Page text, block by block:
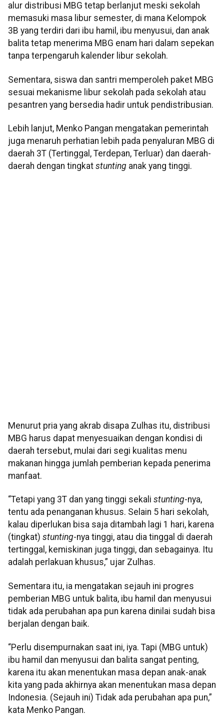
alur distribusi MBG tetap berlanjut meski sekolah
memasuki masa libur semester, di mana Kelompok
3B yang terdiri dari ibu hamil, ibu menyusui, dan anak
balita tetap menerima MBG enam hari dalam sepekan
tanpa terpengaruh kalender libur sekolah.
Sementara, siswa dan santri memperoleh paket MBG
sesuai mekanisme libur sekolah pada sekolah atau
pesantren yang bersedia hadir untuk pendistribusian.
Lebih lanjut, Menko Pangan mengatakan pemerintah
juga menaruh perhatian lebih pada penyaluran MBG di
daerah 3T (Tertinggal, Terdepan, Terluar) dan daerah-
daerah dengan tingkat stunting anak yang tinggi.
Menurut pria yang akrab disapa Zulhas itu, distribusi
MBG harus dapat menyesuaikan dengan kondisi di
daerah tersebut, mulai dari segi kualitas menu
makanan hingga jumlah pemberian kepada penerima
manfaat.
“Tetapi yang 3T dan yang tinggi sekali stunting-nya,
tentu ada penanganan khusus. Selain 5 hari sekolah,
kalau diperlukan bisa saja ditambah lagi 1 hari, karena
(tingkat) stunting-nya tinggi, atau dia tinggal di daerah
tertinggal, kemiskinan juga tinggi, dan sebagainya. Itu
adalah perlakuan khusus,” ujar Zulhas.
Sementara itu, ia mengatakan sejauh ini progres
pemberian MBG untuk balita, ibu hamil dan menyusui
tidak ada perubahan apa pun karena dinilai sudah bisa
berjalan dengan baik.
“Perlu disempurnakan saat ini, iya. Tapi (MBG untuk)
ibu hamil dan menyusui dan balita sangat penting,
karena itu akan menentukan masa depan anak-anak
kita yang pada akhirnya akan menentukan masa depan
Indonesia. (Sejauh ini) Tidak ada perubahan apa pun,”
kata Menko Pangan.